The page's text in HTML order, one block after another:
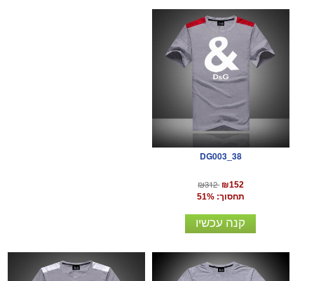
DG003_38
₪312 ₪152
תחסוך: 51%
קנה עכשיו